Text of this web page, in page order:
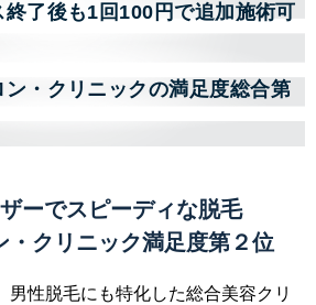
終了後も1回100円で追加施術可
・クリニックの満足度総合第
ーでスピーディな脱毛
・クリニック満足度第２位
男性脱毛にも特化した総合美容クリ